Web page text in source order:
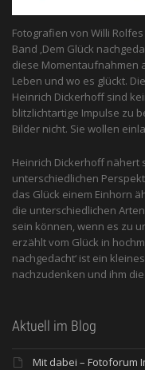
Fotografien von Willi
Band ‚Dem Glück
diese Momentaufnahmen
Leben und wo es glückt.
Heinrich Dickerhoff sind
blitzlichtartige Impulse zu
Bilder nicht. Sie wollen
Heinrich Dickerhoff nähert
unterschiedlichen
das Glück einem Einhorn
die unterschiedlichen
sein können, wenn es zu
erzählt vom Glück in
nachgedacht‘ ist ein
nachzudenken und ihm
Aktuell im Blog
Mit dabei – Fotoforum